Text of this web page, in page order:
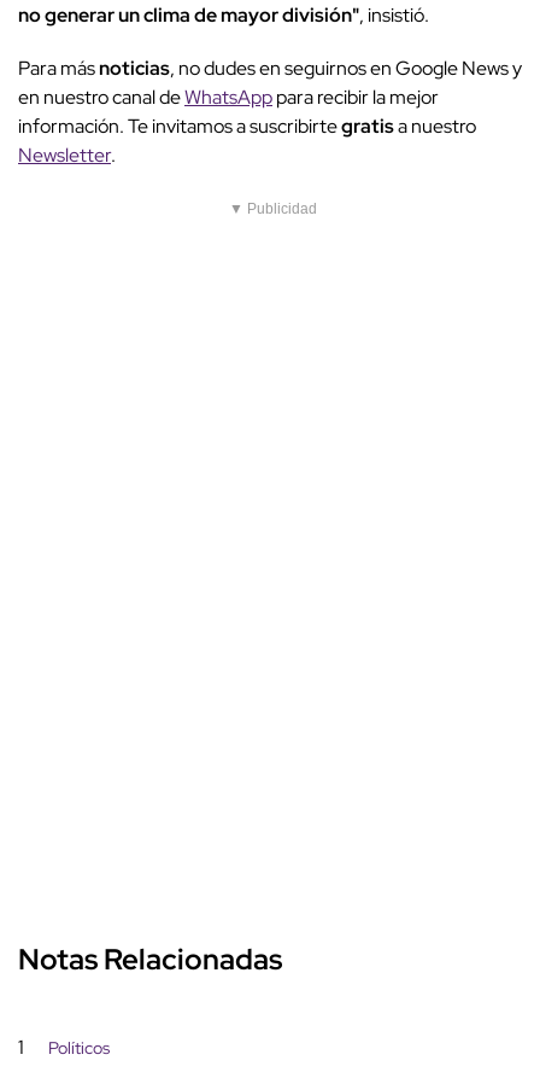
no generar un clima de mayor división", insistió.
Para másnoticias, no dudes en seguirnos en Google News y
en nuestro canal deWhatsApppara recibir la mejor
información. Te invitamos a suscribirtegratisa nuestro
Newsletter.
▼ Publicidad
Notas Relacionadas
1 Políticos